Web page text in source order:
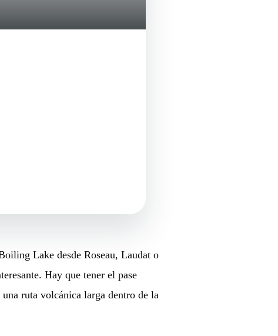
Lake desde Roseau, Laudat o
Hay que tener el pase
ruta volcánica larga dentro de la